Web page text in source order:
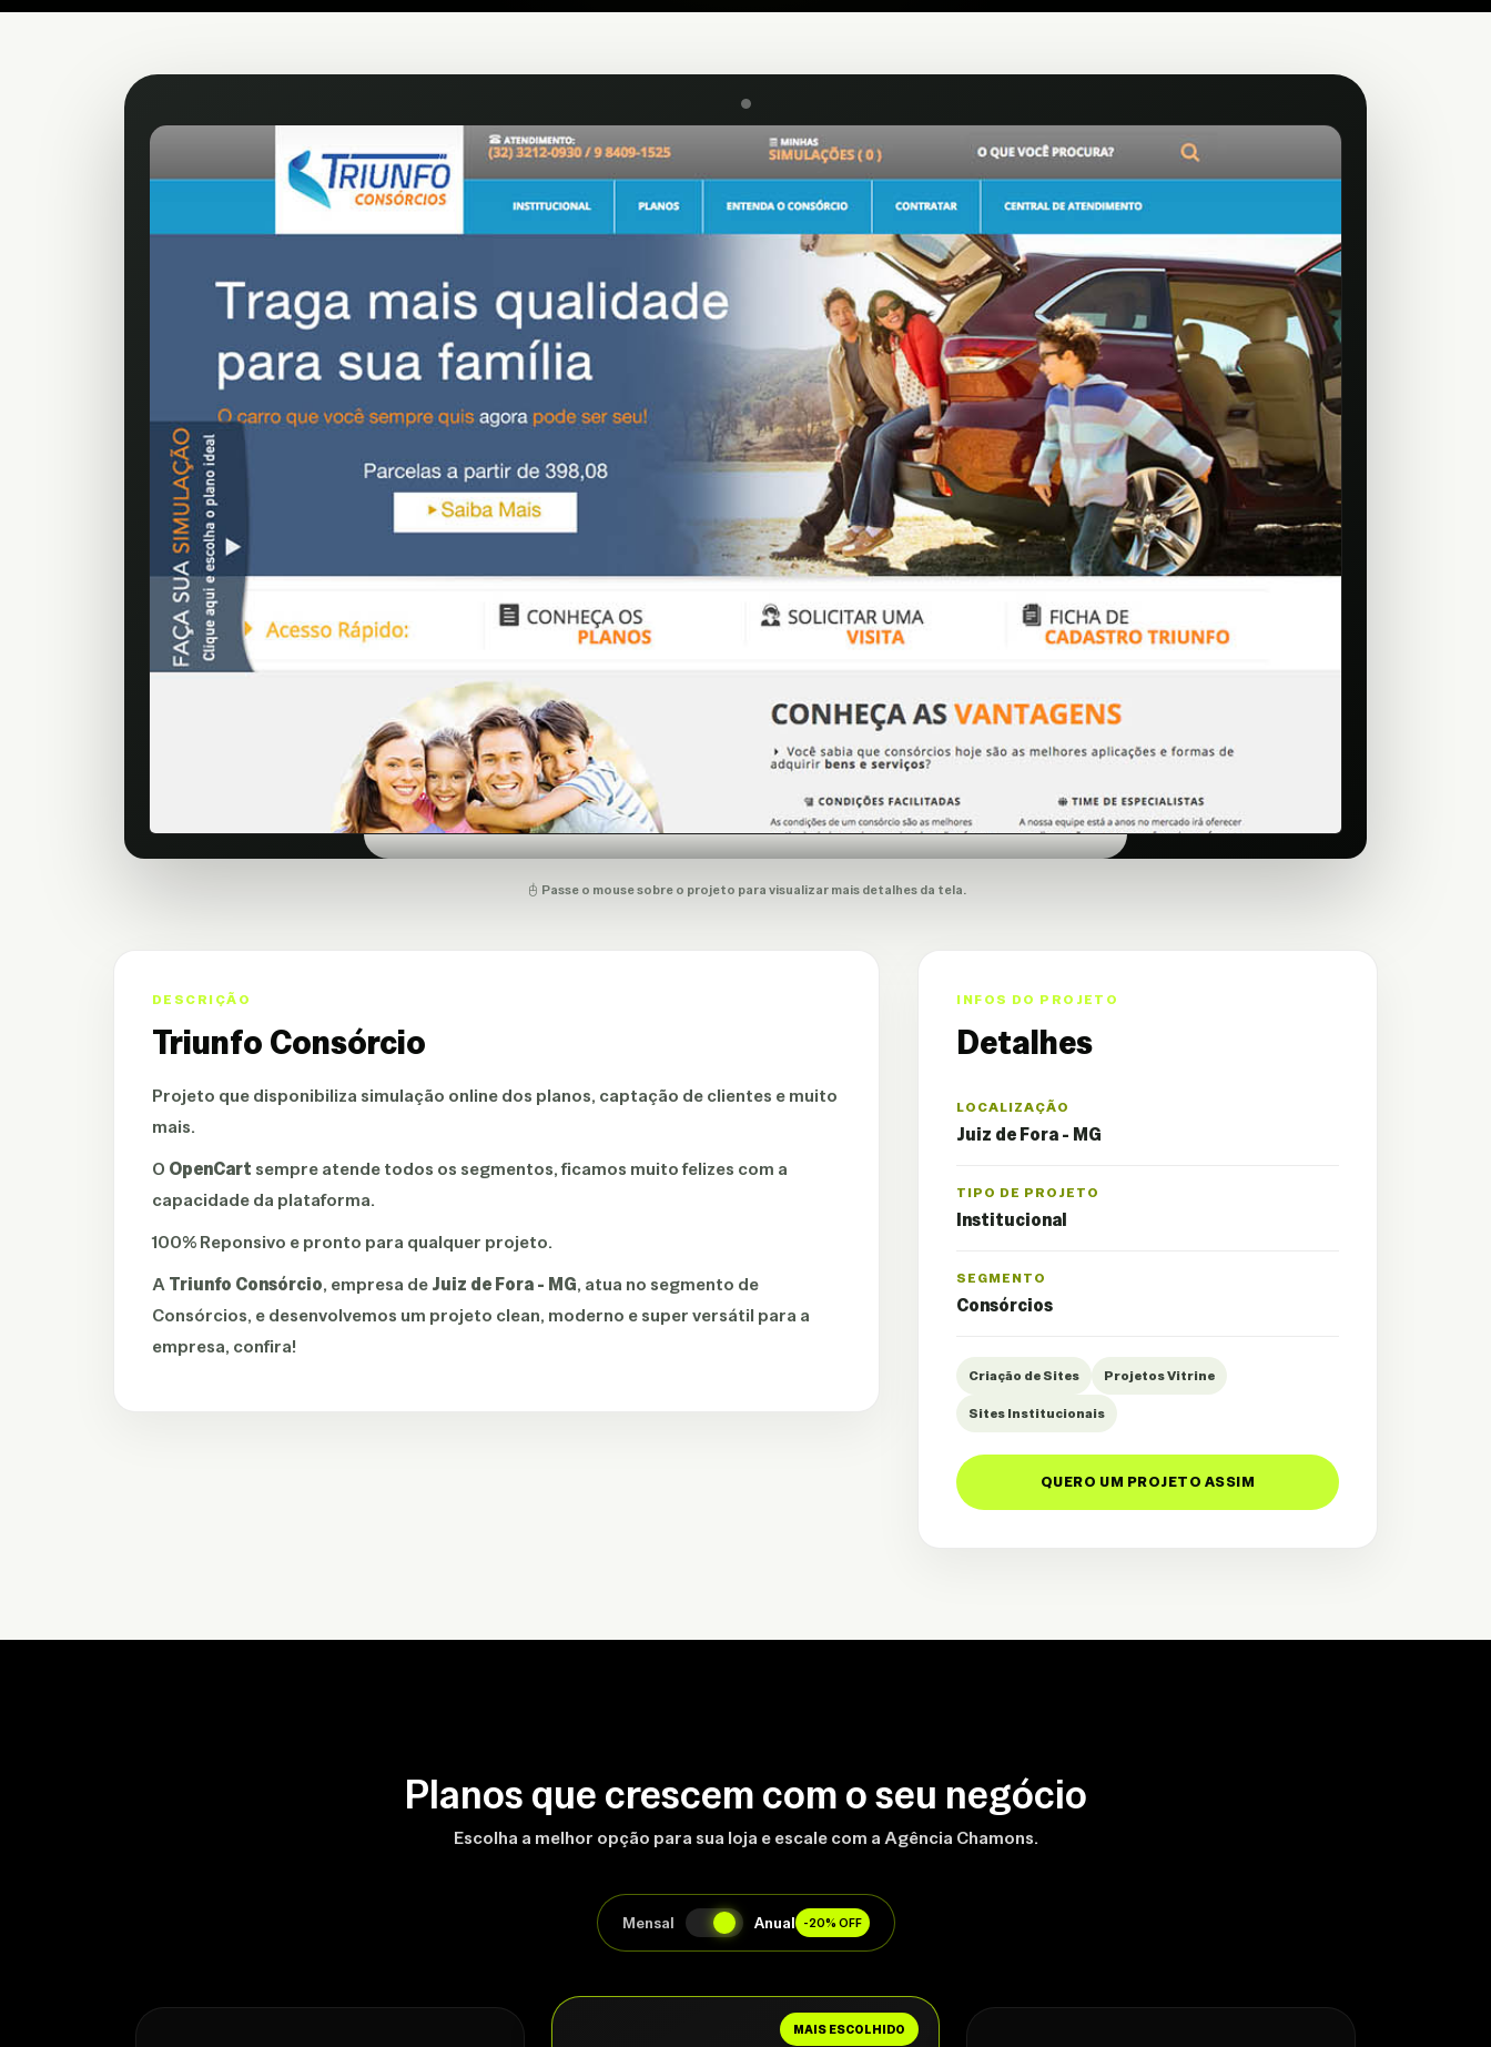
Passe o mouse sobre o projeto para visualizar mais detalhes da tela.
DESCRIÇÃO
Triunfo Consórcio
Projeto que disponibiliza simulação online dos planos, captação de clientes e muito
mais.
O OpenCart sempre atende todos os segmentos, ficamos muito felizes com a
capacidade da plataforma.
100% Reponsivo e pronto para qualquer projeto.
ATriunfo Consórcio, empresa deJuiz de Fora - MG, atua no segmento de
Consórcios, e desenvolvemos um projeto clean, moderno e super versátil para a
empresa, confira!
INFOS DO PROJETO
Detalhes
LOCALIZAÇÃO
Juiz de Fora - MG
TIPO DE PROJETO
Institucional
SEGMENTO
Consórcios
Criação de Sites Projetos Vitrine
Sites Institucionais
QUERO UM PROJETO ASSIM
Planos que crescem com o seu negócio
Escolha a melhor opção para sua loja e escale com a Agência Chamons.
Mensal Anual -20% OFF
MAIS ESCOLHIDO